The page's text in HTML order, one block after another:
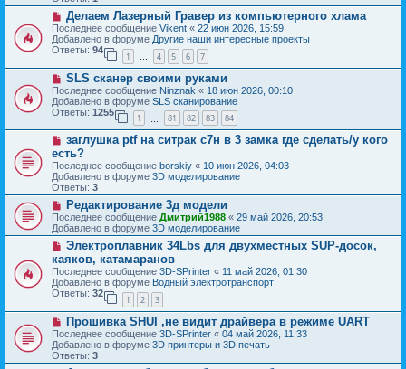
щ
е
н
и
е
е
с
о
о
б
е
н
и
е
Н
о
в
о
е
с
о
о
б
щ
н
и
е
Делаем Лазерный Гравер из компьютерного хлама
Последнее сообщение Vikent « 22 июн 2026, 15:59
Добавлено в форуме Другие наши интересные проекты
Ответы: 94
1 … 4 5 6 7
Н
о
в
о
е
с
о
о
б
щ
е
н
е
SLS сканер своими руками
Последнее сообщение Ninznak « 18 июн 2026, 00:10
Добавлено в форуме SLS сканирование
Ответы: 1255
1 81 82 83 84
Н
в
о
е
с
о
о
б
щ
е
н
и
е
заглушка ptf на ситрак с7н в 3 замка где сделать/у кого
есть?
Последнее сообщение borskiy « 10 июн 2026, 04:03
Добавлено в форуме 3D моделирование
Ответы: 3
Н
о
в
о
е
с
о
о
б
е
и
е
Редактирование 3д модели
Последнее сообщение Дмитрий1988 « 29 май 2026, 20:53
Добавлено в форуме 3D моделирование
Н
в
о
е
с
о
б
щ
е
н
Электроплавник 34Lbs для двухместных SUP-досок,
каяков, катамаранов
Последнее сообщение 3D-SPrinter « 11 май 2026, 01:30
Добавлено в форуме Водный электротранспорт
Ответы: 32
1 2 3
Н
о
в
о
е
Прошивка SHUI ,не видит драйвера в режиме UART
Последнее сообщение 3D-SPrinter « 04 май 2026, 11:33
Добавлено в форуме 3D принтеры и 3D печать
Ответы: 3